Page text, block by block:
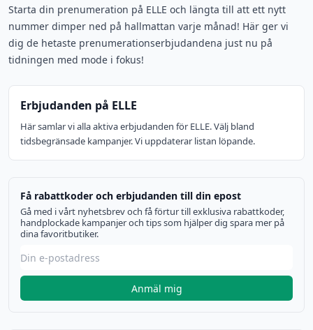
Starta din prenumeration på ELLE och längta till att ett nytt
nummer dimper ned på hallmattan varje månad! Här ger vi
dig de hetaste prenumerationserbjudandena just nu på
tidningen med mode i fokus!
Erbjudanden på ELLE
Här samlar vi alla aktiva erbjudanden för ELLE. Välj bland
tidsbegränsade kampanjer. Vi uppdaterar listan löpande.
Få rabattkoder och erbjudanden till din epost
Gå med i vårt nyhetsbrev och få förtur till exklusiva rabattkoder,
handplockade kampanjer och tips som hjälper dig spara mer på
dina favoritbutiker.
Anmäl mig